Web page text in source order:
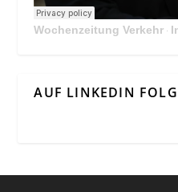
Wochenzeitung Verkehr ·
AUF LINKEDIN